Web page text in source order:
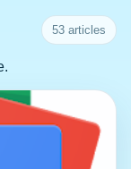
53 articles